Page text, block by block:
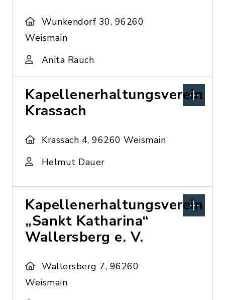
Wunkendorf 30, 96260
Weismain
Anita Rauch
Kapellenerhaltungsverein
Krassach
Krassach 4, 96260 Weismain
Helmut Dauer
Kapellenerhaltungsverein
„Sankt Katharina“
Wallersberg e. V.
Wallersberg 7, 96260
Weismain